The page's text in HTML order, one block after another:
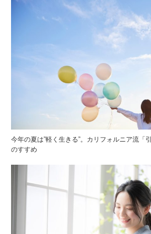
今年の夏は”軽く生きる”。カリフォルニア流「
のすすめ